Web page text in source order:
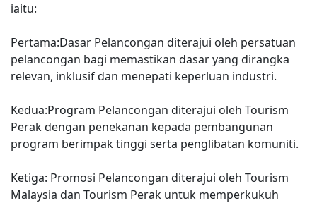
iaitu:
Pertama:Dasar Pelancongan diterajui oleh persatuan
pelancongan bagi memastikan dasar yang dirangka
relevan, inklusif dan menepati keperluan industri.
Kedua:Program Pelancongan diterajui oleh Tourism
Perak dengan penekanan kepada pembangunan
program berimpak tinggi serta penglibatan komuniti.
Ketiga: Promosi Pelancongan diterajui oleh Tourism
Malaysia dan Tourism Perak untuk memperkukuh